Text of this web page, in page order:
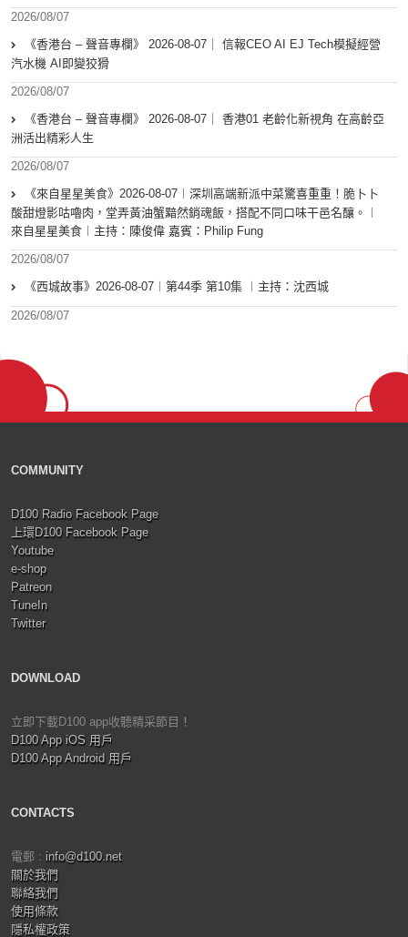
2026/08/07
《香港台 – 聲音專欄》 2026-08-07｜ 信報CEO AI EJ Tech模擬經營
汽水機 AI即變狡猾
2026/08/07
《香港台 – 聲音專欄》 2026-08-07｜ 香港01 老齡化新視角 在高齡亞
洲活出精彩人生
2026/08/07
《來自星星美食》2026-08-07︱深圳高端新派中菜驚喜重重！脆卜卜
酸甜燈影咕嚕肉，堂弄黃油蟹黯然銷魂飯，搭配不同口味干邑名釀。︱
來自星星美食︱主持：陳俊偉 嘉賓：Philip Fung
2026/08/07
《西城故事》2026-08-07︱第44季 第10集 ︱主持：沈西城
2026/08/07
COMMUNITY
D100 Radio Facebook Page
上環D100 Facebook Page
Youtube
e-shop
Patreon
TuneIn
Twitter
DOWNLOAD
立即下載D100 app收聽精采節目！
D100 App iOS 用戶
D100 App Android 用戶
CONTACTS
電郵 : info@d100.net
關於我們
聯絡我們
使用條款
隱私權政策